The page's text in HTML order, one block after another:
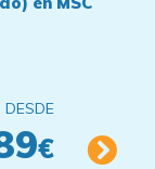
DESDE
€